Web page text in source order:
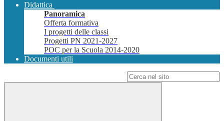
Didattica
Panoramica
Offerta formativa
I progetti delle classi
Progetti PN 2021-2027
POC per la Scuola 2014-2020
Documenti utili